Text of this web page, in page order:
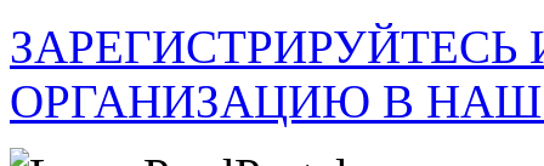
ОРГАНИЗАЦИЮ В НАШ